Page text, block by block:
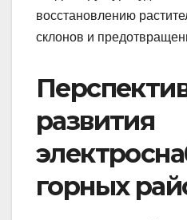
восстановлению
склонов и
развития
горных